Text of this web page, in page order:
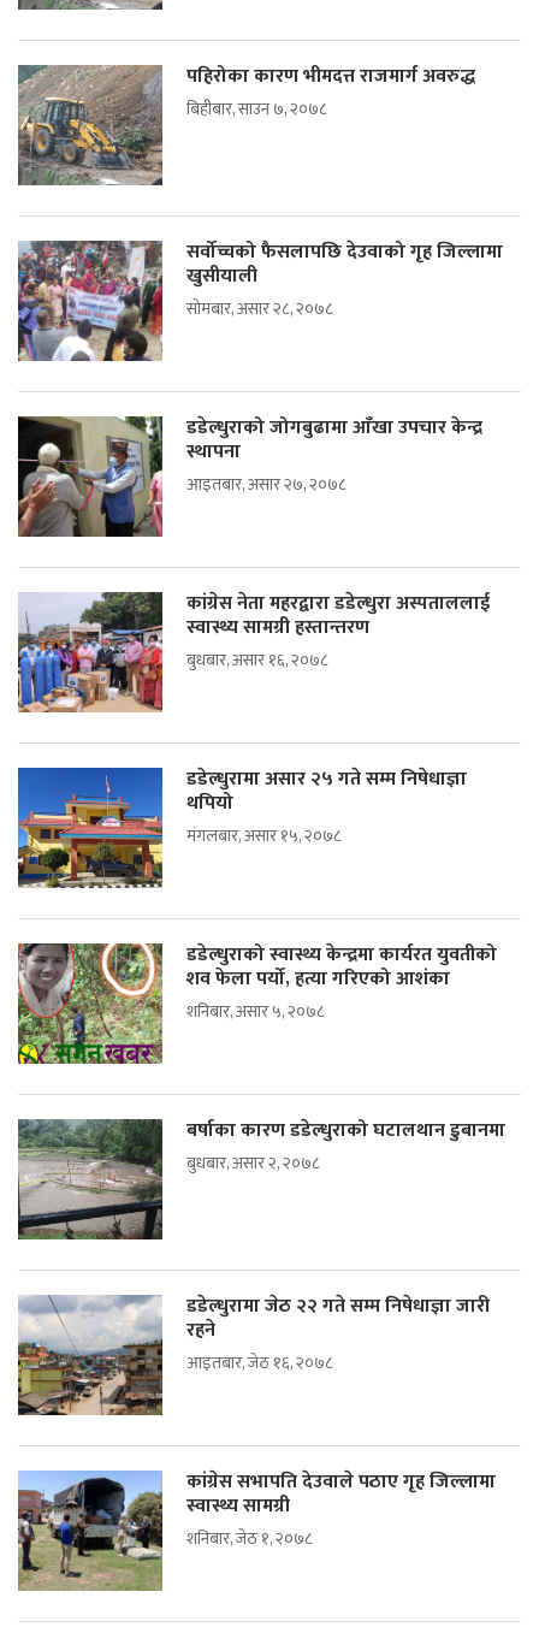
पहिरोका कारण भीमदत्त राजमार्ग अवरुद्ध
बिहीबार, साउन ७, २०७८
सर्वोच्चको फैसलापछि देउवाको गृह जिल्लामा
खुसीयाली
सोमबार, असार २८, २०७८
डडेल्धुराको जोगबुढामा आँखा उपचार केन्द्र
स्थापना
आइतबार, असार २७, २०७८
कांग्रेस नेता महरद्वारा डडेल्धुरा अस्पताललाई
स्वास्थ्य सामग्री हस्तान्तरण
बुधबार, असार १६, २०७८
डडेल्धुरामा असार २५ गते सम्म निषेधाज्ञा
थपियो
मंगलबार, असार १५, २०७८
डडेल्धुराको स्वास्थ्य केन्द्रमा कार्यरत युवतीको
शव फेला पर्यो, हत्या गरिएको आशंका
शनिबार, असार ५, २०७८
बर्षाका कारण डडेल्धुराको घटालथान डुबानमा
बुधबार, असार २, २०७८
डडेल्धुरामा जेठ २२ गते सम्म निषेधाज्ञा जारी
रहने
आइतबार, जेठ १६, २०७८
कांग्रेस सभापति देउवाले पठाए गृह जिल्लामा
स्वास्थ्य सामग्री
शनिबार, जेठ १, २०७८